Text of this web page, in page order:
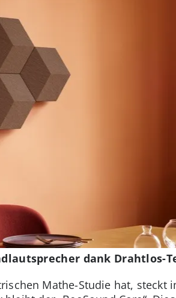
dank Drahtlos-
Mathe-Studie hat, steckt